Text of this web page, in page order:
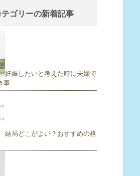
テゴリーの新着記事
妊娠したいと考えた時に夫婦で
事
結局どこがよい？おすすめの格